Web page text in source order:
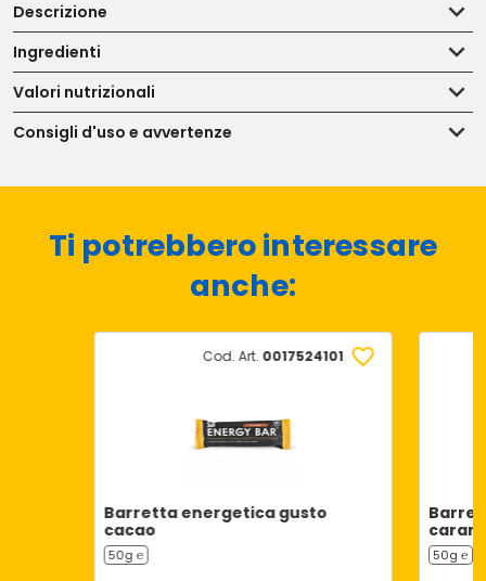
Descrizione
Ingredienti
Valori nutrizionali
Consigli d'uso e avvertenze
Ti potrebbero interessare
anche:
Cod. Art. 0017524101
Barretta energetica gusto
cacao
50g ℮ 50g ℮